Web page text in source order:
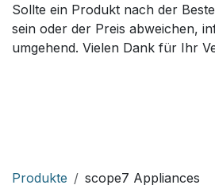
Sollte ein Produkt nach der
sein oder der Preis abweichen,
umgehend. Vielen Dank für Ihr
Produkte scope7 Appliances